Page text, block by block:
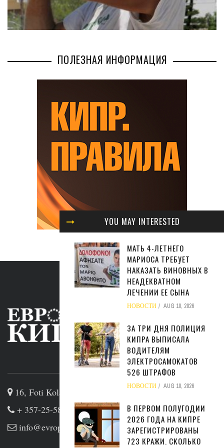
YOU MAY INTERESTED
МАТЬ 4-ЛЕТНЕГО
МАРИОСА ТРЕБУЕТ
НАКАЗАТЬ ВИНОВНЫХ В
НЕАДЕКВАТНОМ
ЛЕЧЕНИИ ЕЕ СЫНА
НОВОСТИ AUG 10, 2026
ЗА ТРИ ДНЯ ПОЛИЦИЯ
КИПРА ВЫПИСАЛА
ВОДИТЕЛЯМ
ЭЛЕКТРОСАМОКАТОВ
526 ШТРАФОВ
НОВОСТИ AUG 10, 2026
В ПЕРВОМ ПОЛУГОДИИ
2026 ГОДА НА КИПРЕ
ЗАРЕГИСТРИРОВАНЫ
723 КРАЖИ. СКОЛЬКО
ПОЛЕЗНАЯ ИНФОРМАЦИЯ
ABOUT US
16, Foti Kolakidi str, 3031, Limassol, Cyprus
+ 357-25-581133
info@evropakipr.com